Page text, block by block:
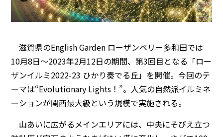
滋賀県のEnglish Garden ローザンベリー多和田では
10月8日～2023年2月12日の期間、第3回目となる「ロー
ザンイルミ2022-23 ひかり奏でる丘」を開催。今回のテ
ーマは“Evolutionary Lights！”。人気の自然派イルミネ
ーションが関西最大級という規模で実施される。
山あいに広がるメインエリアには、中央にそびえ立つ